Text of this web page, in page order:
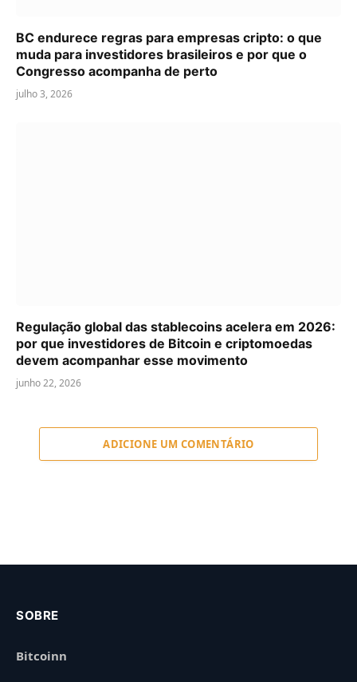
BC endurece regras para empresas cripto: o que
muda para investidores brasileiros e por que o
Congresso acompanha de perto
julho 3, 2026
Regulação global das stablecoins acelera em 2026:
por que investidores de Bitcoin e criptomoedas
devem acompanhar esse movimento
junho 22, 2026
ADICIONE UM COMENTÁRIO
SOBRE
Bitcoinn